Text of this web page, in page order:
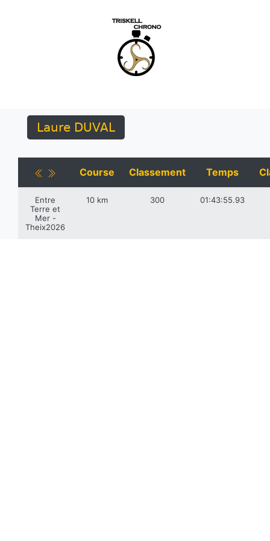
Laure DUVAL
Course Classement Temps
Entre
Terre et
Mer -
Theix2026
10 km 300 01:43:55.93